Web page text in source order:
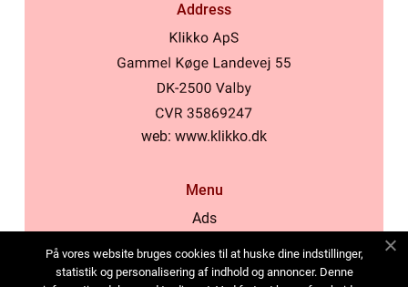
Address
web: www.klikko.dk
Menu
Ads
Cookies
På vores website bruges cookies til at huske dine indstillinger,
statistik og personalisering af indhold og annoncer. Denne